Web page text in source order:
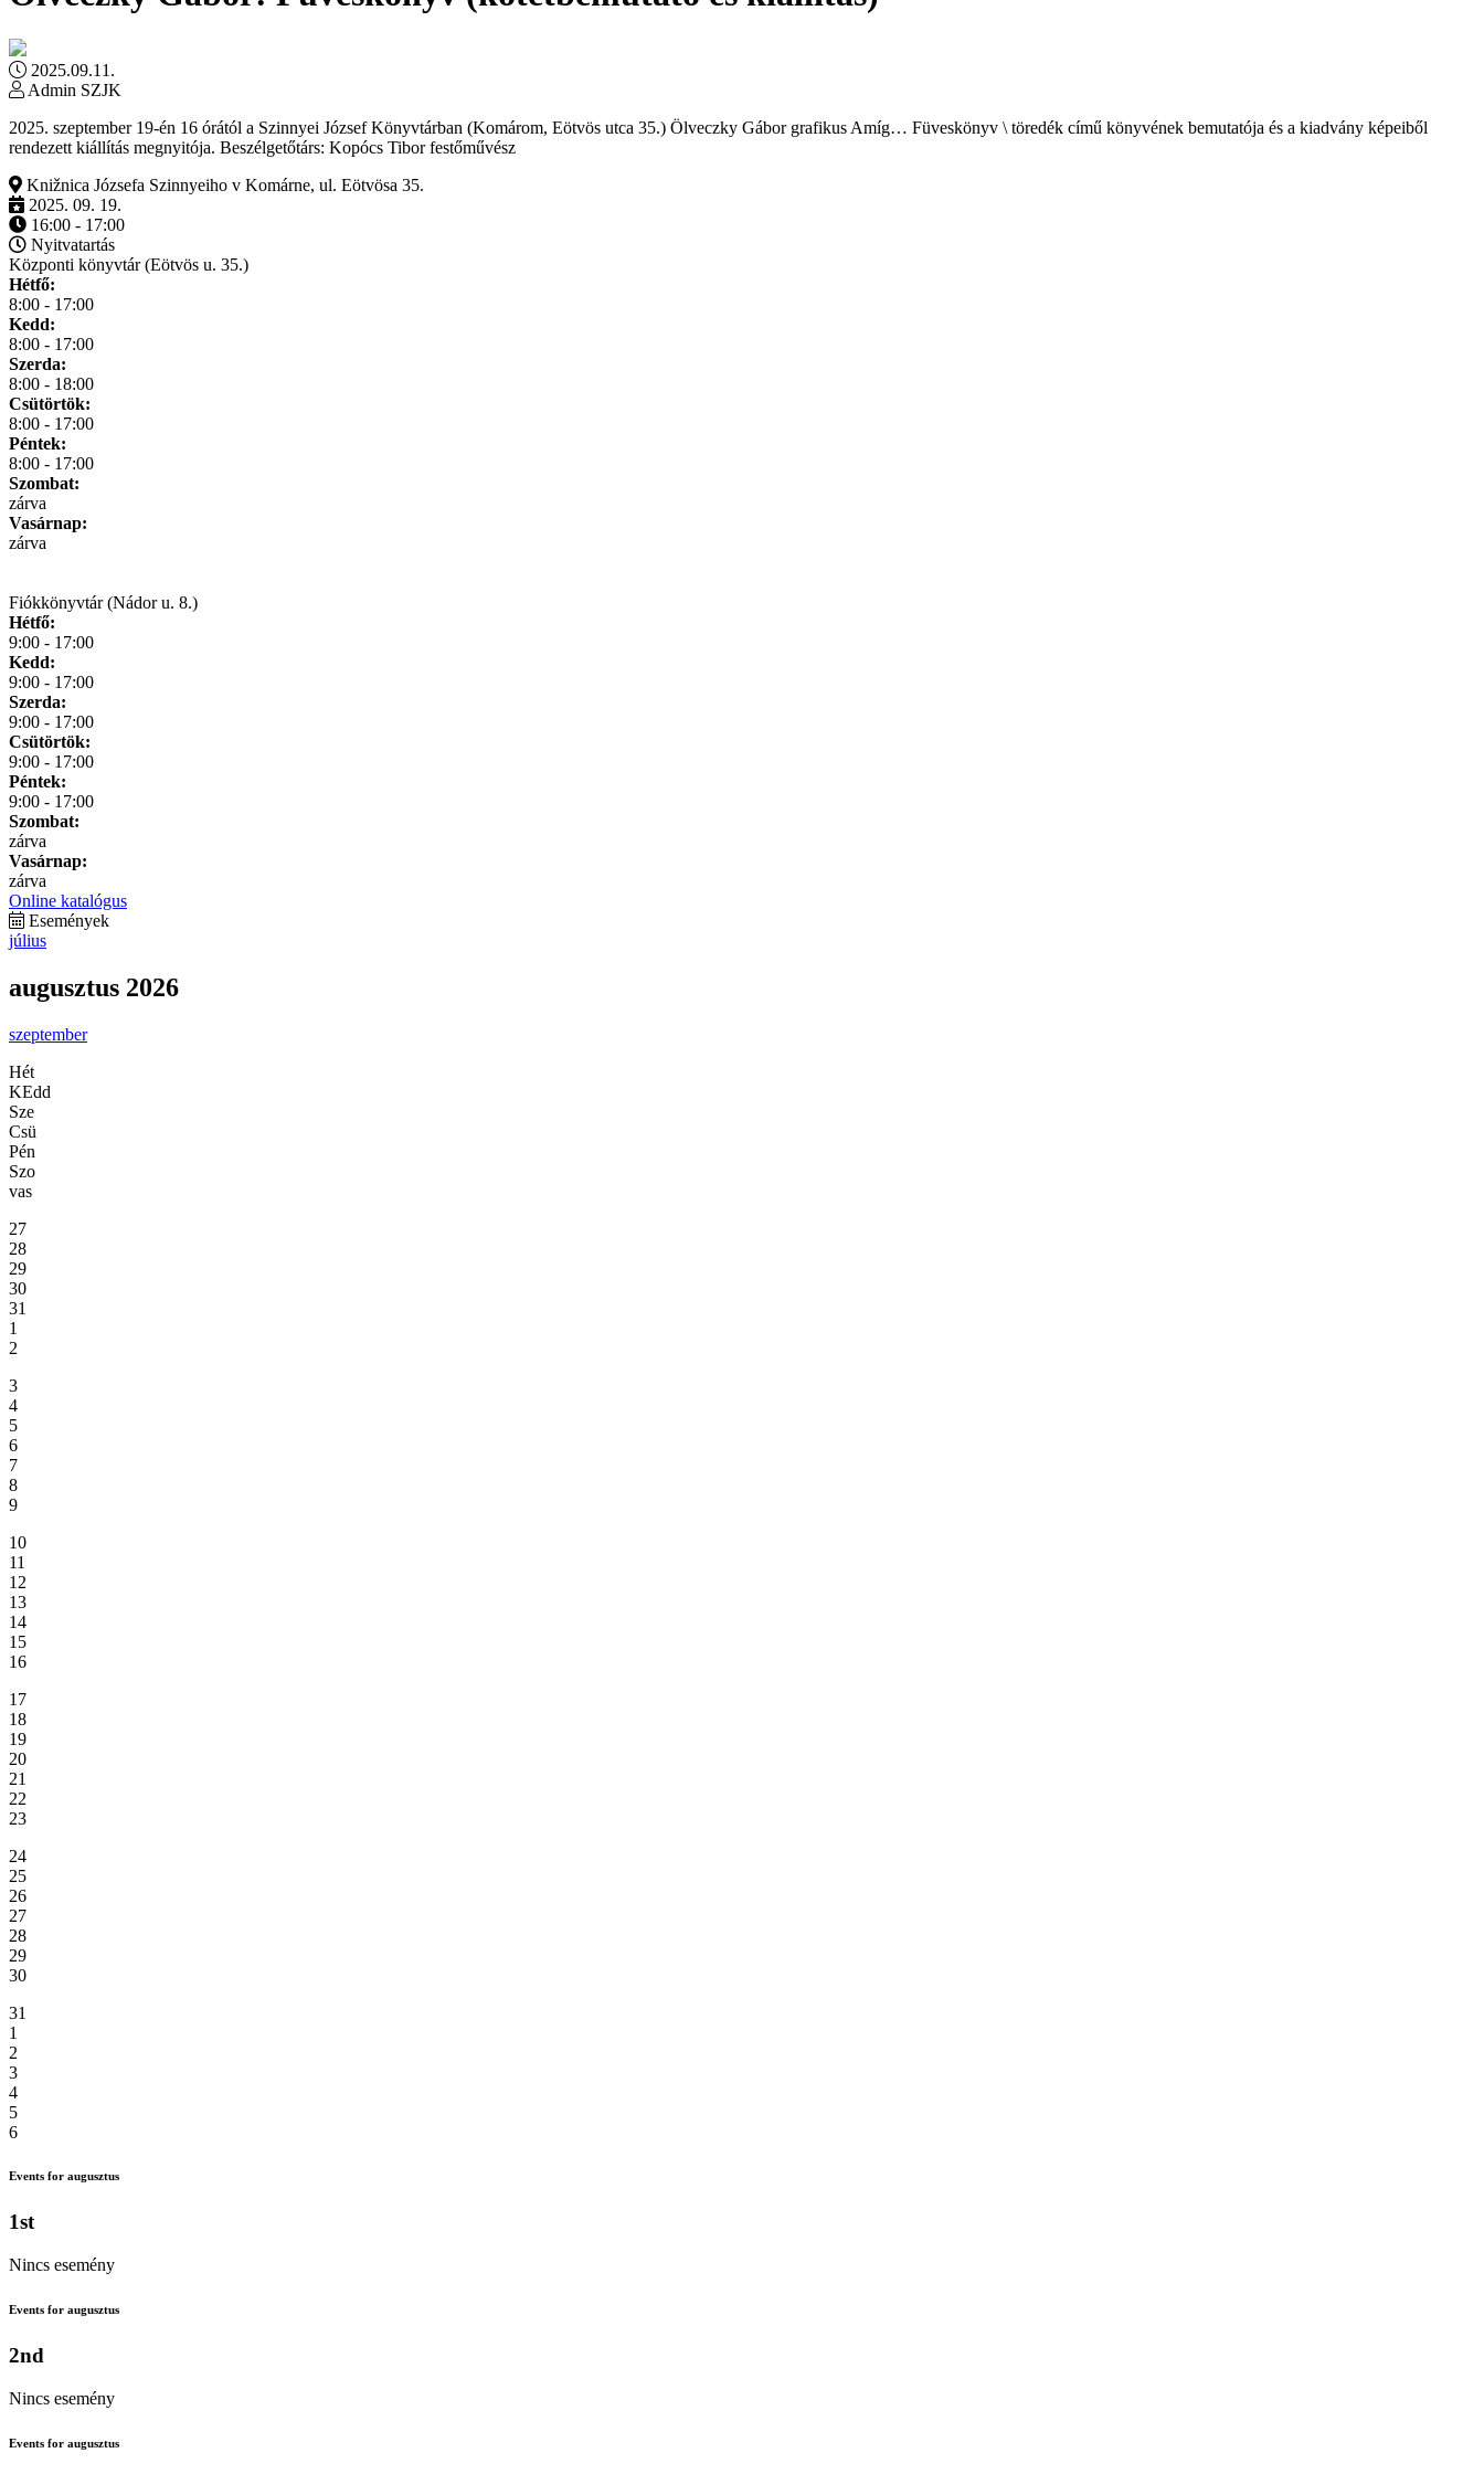
2025.09.11.
Admin SZJK
2025. szeptember 19-én 16 órától a Szinnyei József Könyvtárban (Komárom, Eötvös utca 35.) Ölveczky Gábor grafikus Amíg… Füveskönyv \ töredék című könyvének bemutatója és a kiadvány képeiből
rendezett kiállítás megnyitója. Beszélgetőtárs: Kopócs Tibor festőművész
Knižnica Józsefa Szinnyeiho v Komárne, ul. Eötvösa 35.
2025. 09. 19.
16:00 - 17:00
Nyitvatartás
Központi könyvtár (Eötvös u. 35.)
Hétfő:
8:00 - 17:00
Kedd:
8:00 - 17:00
Szerda:
8:00 - 18:00
Csütörtök:
8:00 - 17:00
Péntek:
8:00 - 17:00
Szombat:
zárva
Vasárnap:
zárva
Fiókkönyvtár (Nádor u. 8.)
Hétfő:
9:00 - 17:00
Kedd:
9:00 - 17:00
Szerda:
9:00 - 17:00
Csütörtök:
9:00 - 17:00
Péntek:
9:00 - 17:00
Szombat:
zárva
Vasárnap:
zárva
Online katalógus
Események
július
augusztus 2026
szeptember
Hét
KEdd
Sze
Csü
Pén
Szo
vas
27
28
29
30
31
1
2
3
4
5
6
7
8
9
10
11
12
13
14
15
16
17
18
19
20
21
22
23
24
25
26
27
28
29
30
31
1
2
3
4
5
6
Events for augusztus
1st
Nincs esemény
Events for augusztus
2nd
Nincs esemény
Events for augusztus